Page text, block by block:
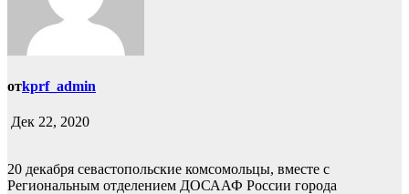
отkprf_admin
Дек 22, 2020
20 декабря севастопольские комсомольцы, вместе с
Региональным отделением ДОСААФ России города